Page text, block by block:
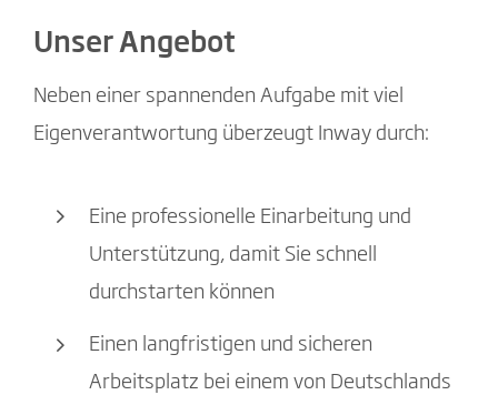
Unser Angebot
Neben einer spannenden Aufgabe mit viel
Eigenverantwortung überzeugt Inway durch:
Eine professionelle Einarbeitung und
Unterstützung, damit Sie schnell
durchstarten können
Einen langfristigen und sicheren
Arbeitsplatz bei einem von Deutschlands